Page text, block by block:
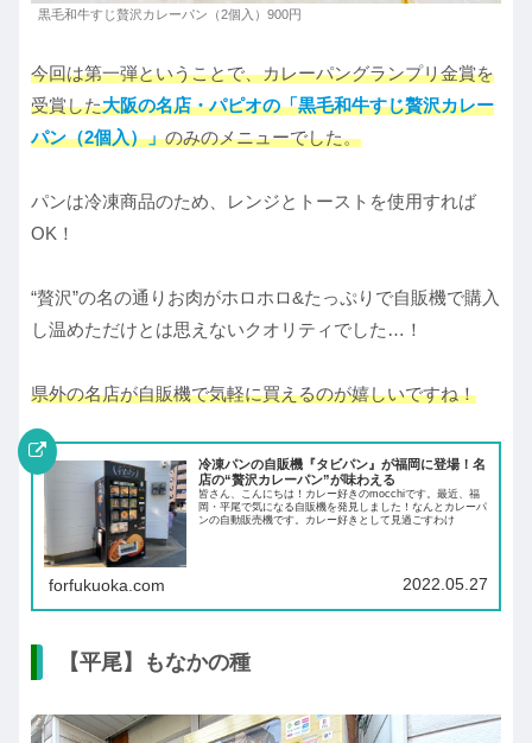
黒毛和牛すじ贅沢カレーパン（2個入）900円
今回は第一弾ということで、カレーパングランプリ金賞を
受賞した大阪の名店・パピオの「黒毛和牛すじ贅沢カレー
パン（2個入）」のみのメニューでした。
パンは冷凍商品のため、レンジとトーストを使用すれば
OK！
“贅沢”の名の通りお肉がホロホロ&たっぷりで自販機で購入
し温めただけとは思えないクオリティでした…！
県外の名店が自販機で気軽に買えるのが嬉しいですね！
冷凍パンの自販機『タビパン』が福岡に登場！名
店の“贅沢カレーパン”が味わえる
皆さん、こんにちは！カレー好きのmocchiです。最近、福
岡・平尾で気になる自販機を発見しました！なんとカレーパ
ンの自動販売機です。カレー好きとして見過ごすわけ
forfukuoka.com 2022.05.27
【平尾】もなかの種